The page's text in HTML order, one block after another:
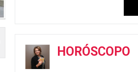
HORÓSCOPO